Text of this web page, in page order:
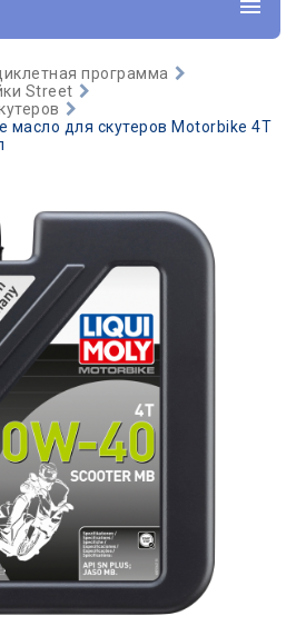
программа
Street
масло для скутеров Motorbike 4T